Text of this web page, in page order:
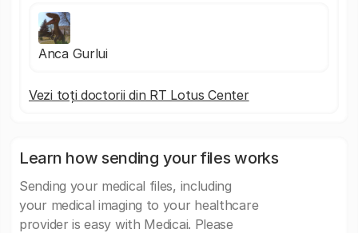
Anca Gurlui
Vezi toți doctorii din RT Lotus Center
Learn how sending your files works
Sending your medical files, including
your medical imaging to your healthcare
provider is easy with Medicai. Please